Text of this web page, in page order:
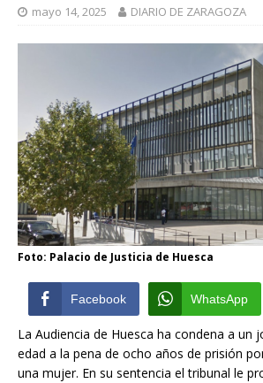
mayo 14, 2025 DIARIO DE ZARAGOZA
Foto: Palacio de Justicia de Huesca
Facebook WhatsApp
La Audiencia de Huesca ha condena a un
edad a la pena de ocho años de prisión
una mujer. En su sentencia el tribunal le